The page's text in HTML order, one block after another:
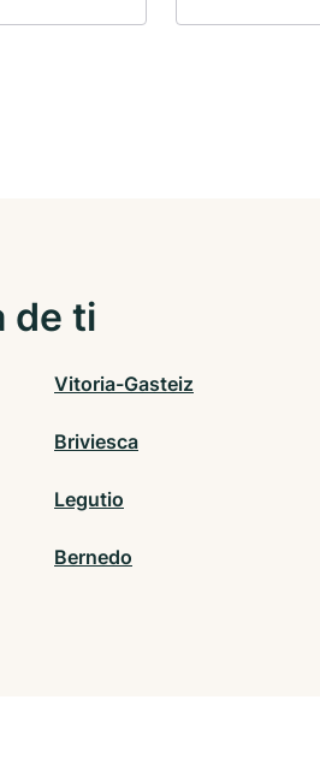
de ti
Vitoria-Gasteiz
Briviesca
Legutio
Bernedo